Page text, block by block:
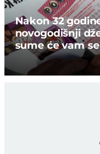
Nakon 32
novogodišnji
sume će vam